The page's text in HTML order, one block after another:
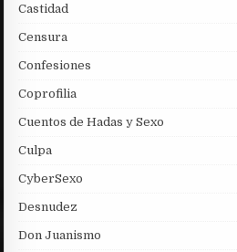
Castidad
Censura
Confesiones
Coprofilia
Cuentos de Hadas y Sexo
Culpa
CyberSexo
Desnudez
Don Juanismo